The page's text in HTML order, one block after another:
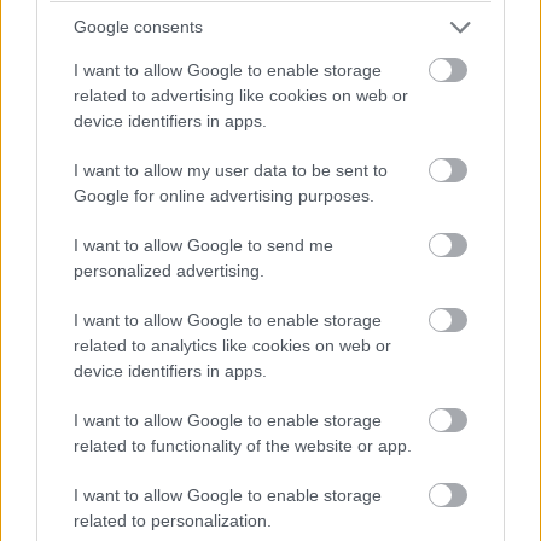
Google consents
I want to allow Google to enable storage
related to advertising like cookies on web or
device identifiers in apps.
I want to allow my user data to be sent to
Google for online advertising purposes.
I want to allow Google to send me
personalized advertising.
I want to allow Google to enable storage
related to analytics like cookies on web or
device identifiers in apps.
I want to allow Google to enable storage
related to functionality of the website or app.
I want to allow Google to enable storage
related to personalization.
cserélnek a #83-ason, de Kubica marad az autóban. A #6-os
és az #50-es a következő körben jön, az #51-es később.
Dráma készül a P2-ben: a szoros csatában élen álló
turbópékek versenyzőjét, Nick Yellolyt bokszutcai gyorshajtás
miatt vizsgálják!
Fuocót ezúttal azzal biztatják, hogy sokkal több
pályaelhagyása van az előtte haladó Porschének, szóval ő
többet kockáztathat, mint riválisa.
Fuocónak jelzik, hogy nyugodtan nyomja ki az autó
szemét, mert a 4. helynél hátrébb úgyse esik...